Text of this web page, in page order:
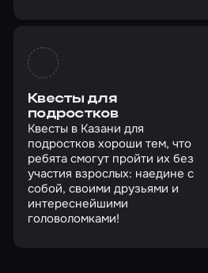
Квесты для
подростков
Квесты в Казани для
подростков хороши тем, что
ребята смогут пройти их без
участия взрослых: наедине с
собой, своими друзьями и
интереснейшими
головоломками!